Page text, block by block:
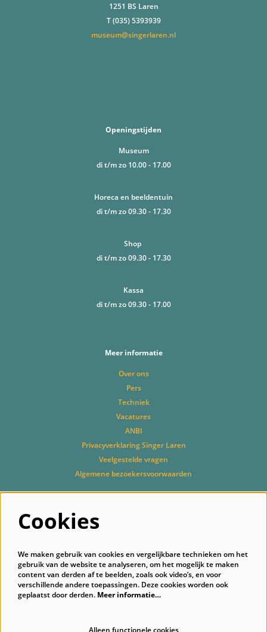
1251 BS Laren
T (035) 5393939
museum@singerlaren.nl
Openingstijden
Museum
di t/m zo 10.00 - 17.00
Horeca en beeldentuin
di t/m zo 09.30 - 17.30
Shop
di t/m zo 09.30 - 17.30
Kassa
di t/m zo 09.30 - 17.00
Meer informatie
Over ons
Pers
Techniek
Vacatures
ANBI
Privacyverklaring Singer Laren
Veelgestelde vragen
Algemene bezoekersvoorwaarden
Cookies
We maken gebruik van cookies en vergelijkbare technieken om het
gebruik van de website te analyseren, om het mogelijk te maken
content van derden af te beelden, zoals ook video’s, en voor
verschillende andere toepassingen. Deze cookies worden ook
geplaatst door derden. Meer informatie…
Alleen functionele cookies